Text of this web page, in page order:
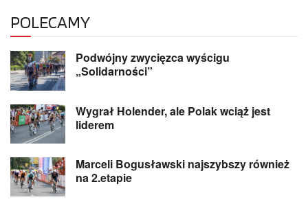
POLECAMY
Podwójny zwycięzca wyścigu
„Solidarności”
Wygrał Holender, ale Polak wciąż jest
liderem
Marceli Bogusławski najszybszy również
na 2.etapie